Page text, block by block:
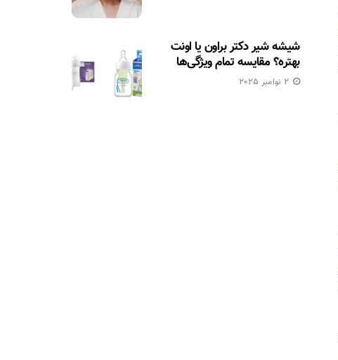
شیشه شیر دکتر براون یا اونت
بهتره؟ مقایسه تمام ویژگی‌ها
2 نوامبر 2025